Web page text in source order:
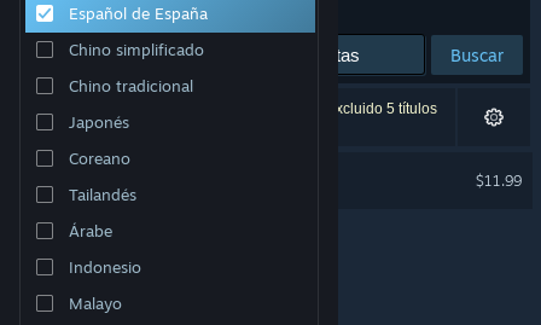
Soporte
Cambiar idioma
Descargar Steam Mobile
Ver versión clásica
Español de España
Chino simplificado
Chino tradicional
Japonés
Coreano
Tailandés
Árabe
Indonesio
Malayo
Ordenar por Relevancia
Buscar
1 resultado coincide con la búsqueda. Se han excluido 5 títulos
basándose en tus preferencias.
$11.99